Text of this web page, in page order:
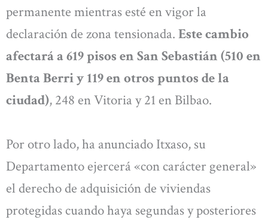
permanente mientras esté en vigor la
declaración de zona tensionada. Este cambio
afectará a 619 pisos en San Sebastián (510 en
Benta Berri y 119 en otros puntos de la
ciudad), 248 en Vitoria y 21 en Bilbao.
Por otro lado, ha anunciado Itxaso, su
Departamento ejercerá «con carácter general»
el derecho de adquisición de viviendas
protegidas cuando haya segundas y posteriores